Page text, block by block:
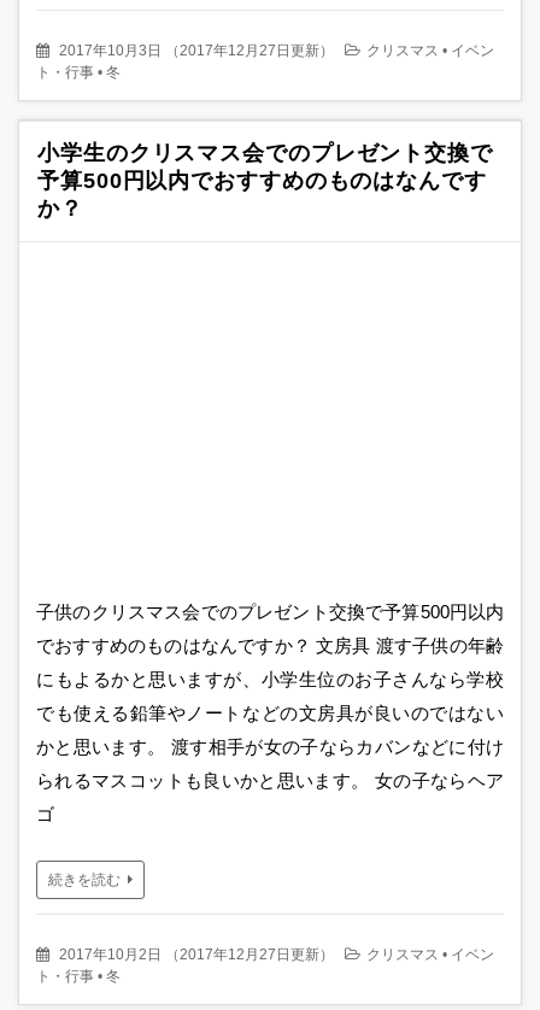
2017年10月3日 （2017年12月27日更新） クリスマス • イベン
ト・行事 • 冬
小学生のクリスマス会でのプレゼント交換で
予算500円以内でおすすめのものはなんです
か？
子供のクリスマス会でのプレゼント交換で予算500円以内
でおすすめのものはなんですか？ 文房具 渡す子供の年齢
にもよるかと思いますが、小学生位のお子さんなら学校
でも使える鉛筆やノートなどの文房具が良いのではない
かと思います。 渡す相手が女の子ならカバンなどに付け
られるマスコットも良いかと思います。 女の子ならヘア
ゴ
続きを読む
2017年10月2日 （ 2017年12月27日更新） クリスマス • イベン
ト・行事 • 冬